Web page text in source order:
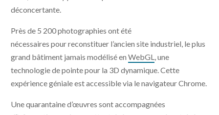
déconcertante.
Près de 5 200 photographies ont été
nécessaires pour reconstituer l’ancien site industriel, le plus
grand bâtiment jamais modélisé enWebGL, une
technologie de pointe pour la 3D dynamique. Cette
expérience géniale est accessible via le navigateur Chrome.
Une quarantaine d’œuvres sont accompagnées